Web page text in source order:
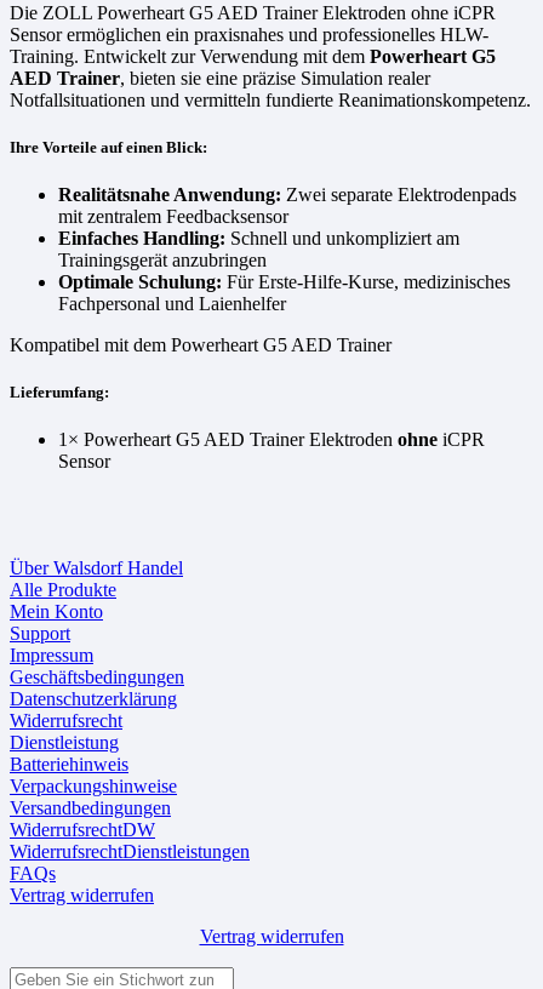
Die ZOLL Powerheart G5 AED Trainer Elektroden ohne iCPR
Sensor ermöglichen ein praxisnahes und professionelles HLW-
Training. Entwickelt zur Verwendung mit dem Powerheart G5
AED Trainer, bieten sie eine präzise Simulation realer
Notfallsituationen und vermitteln fundierte Reanimationskompetenz.
Ihre Vorteile auf einen Blick:
Realitätsnahe Anwendung: Zwei separate Elektrodenpads
mit zentralem Feedbacksensor
Einfaches Handling: Schnell und unkompliziert am
Trainingsgerät anzubringen
Optimale Schulung: Für Erste-Hilfe-Kurse, medizinisches
Fachpersonal und Laienhelfer
Kompatibel mit dem Powerheart G5 AED Trainer
Lieferumfang:
1× Powerheart G5 AED Trainer Elektroden ohne iCPR
Sensor
Über Walsdorf Handel
Alle Produkte
Mein Konto
Support
Impressum
Geschäftsbedingungen
Datenschutzerklärung
Widerrufsrecht
Dienstleistung
Batteriehinweis
Verpackungshinweise
Versandbedingungen
WiderrufsrechtDW
WiderrufsrechtDienstleistungen
FAQs
Vertrag widerrufen
Vertrag widerrufen